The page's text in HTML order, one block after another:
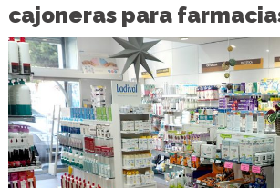
cajoneras para